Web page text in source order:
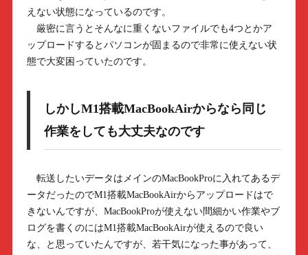
えない状態になっているのです。
厳密に言うとそんなに重くないファイルでも4つとかア
ップロードするとパソコンが固まるので非常に使えない状
態で大変困っていたのです。
しかしM1搭載MacBookAirからなら同じ
作業をしても大丈夫なのです
転送したいデータはメインのMacBookProに入れてあるデ
ータだったのでM1搭載MacBookAirからアップロードはで
きないんですが、MacBookProが使えない間細かい作業やブ
ログを書くのにはM1搭載MacBookAirが使えるので良い
な、と思っていたんですが、若干気になった事があって、